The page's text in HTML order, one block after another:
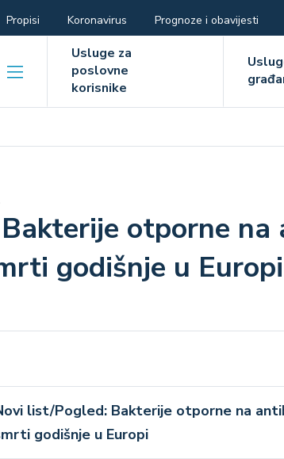
Propisi Koronavirus Prognoze i obavijesti
Hamburger
menu
Usluge za
poslovne
korisnike
otporne
godišnje u Europi
list/Pogled: Bakterije otporne na
godišnje u Europi